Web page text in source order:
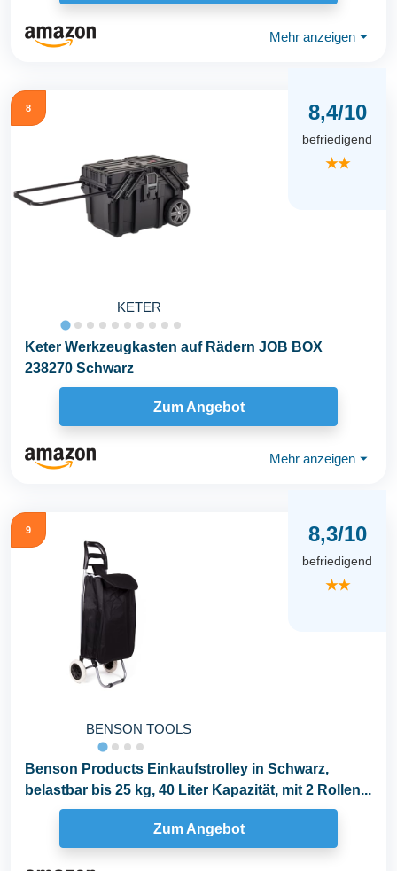
Mehr anzeigen ⏷
8
KETER
8,4/10
befriedigend
★★
Keter Werkzeugkasten auf Rädern JOB BOX
238270 Schwarz
Zum Angebot
Mehr anzeigen ⏷
9
BENSON TOOLS
8,3/10
befriedigend
★★
Benson Products Einkaufstrolley in Schwarz,
belastbar bis 25 kg, 40 Liter Kapazität, mit 2 Rollen...
Zum Angebot